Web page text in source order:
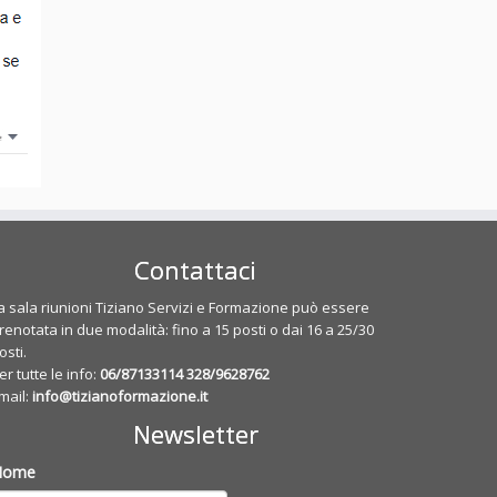
Contattaci
sala riunioni Tiziano Servizi e Formazione può essere
in due modalità: fino a 15 posti o dai 16 a 25/30
tutte le info: 06/87133114328/9628762
info@tizianoformazione.it
Newsletter